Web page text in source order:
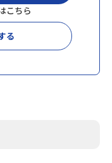
こちら
る